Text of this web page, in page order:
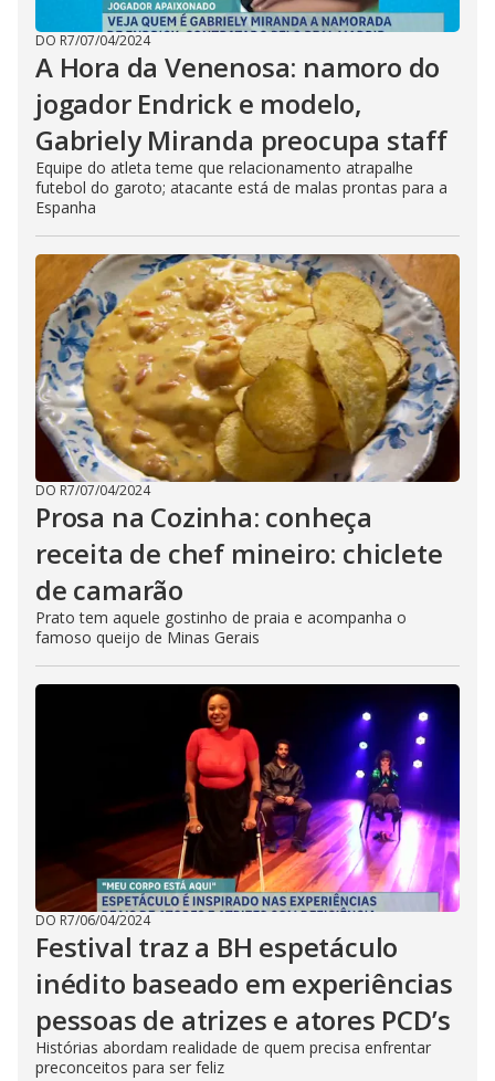
DO R7/07/04/2024
A Hora da Venenosa: namoro do
jogador Endrick e modelo,
Gabriely Miranda preocupa staff
Equipe do atleta teme que relacionamento atrapalhe
futebol do garoto; atacante está de malas prontas para a
Espanha
DO R7/07/04/2024
Prosa na Cozinha: conheça
receita de chef mineiro: chiclete
de camarão
Prato tem aquele gostinho de praia e acompanha o
famoso queijo de Minas Gerais
DO R7/06/04/2024
Festival traz a BH espetáculo
inédito baseado em experiências
pessoas de atrizes e atores PCD’s
Histórias abordam realidade de quem precisa enfrentar
preconceitos para ser feliz